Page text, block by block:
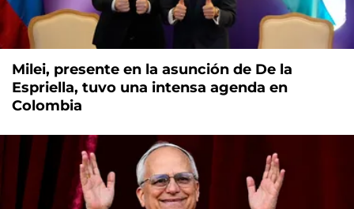
Milei, presente en la asunción de De la
Espriella, tuvo una intensa agenda en
Colombia